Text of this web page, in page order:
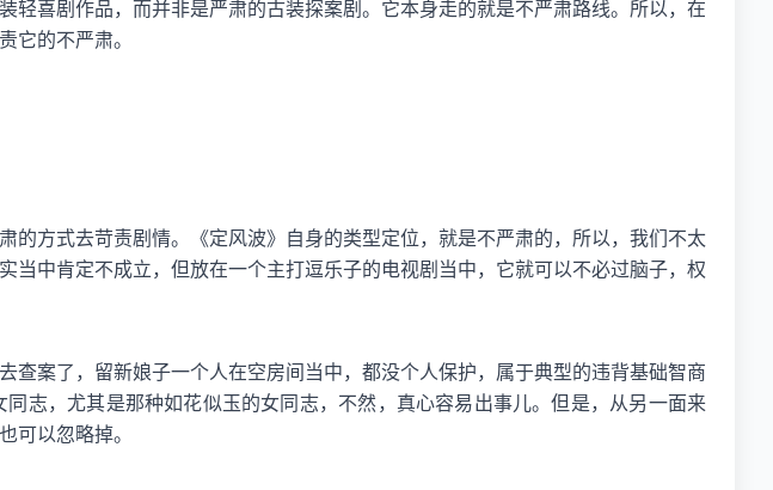
喜剧作品，而并非是严肃的古装探案剧。它本身走的就是不严肃路线。所以，在
它的不严肃。
方式去苛责剧情。《定风波》自身的类型定位，就是不严肃的，所以，我们不太
中肯定不成立，但放在一个主打逗乐子的电视剧当中，它就可以不必过脑子，权
案了，留新娘子一个人在空房间当中，都没个人保护，属于典型的违背基础智商
志，尤其是那种如花似玉的女同志，不然，真心容易出事儿。但是，从另一面来
可以忽略掉。